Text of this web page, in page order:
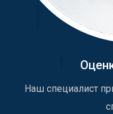
Наш специалист